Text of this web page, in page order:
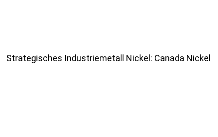
Strategisches Industriemetall Nickel: Canada Nickel